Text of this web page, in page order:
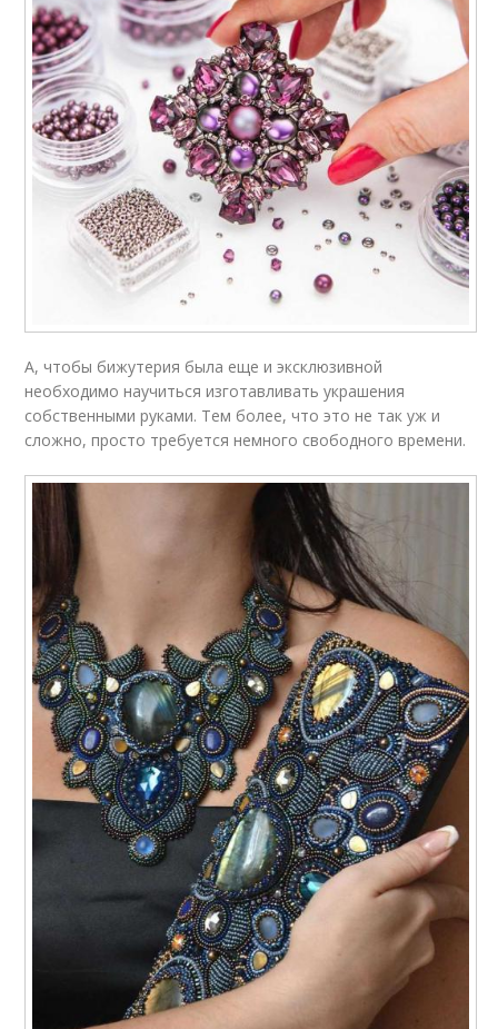
А, чтобы бижутерия была еще и эксклюзивной
необходимо научиться изготавливать украшения
собственными руками. Тем более, что это не так уж и
сложно, просто требуется немного свободного времени.